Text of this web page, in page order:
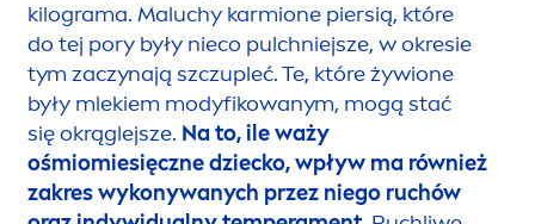
kilograma. Maluchy karmione piersią, które
do tej pory były nieco pulchniejsze, w okresie
tym zaczynają szczupleć. Te, które żywione
były mlekiem modyfikowanym, mogą stać
się okrąglejsze. Na to, ile waży
ośmiomiesięczne dziecko, wpływ ma również
zakres wykonywanych przez niego ruchów